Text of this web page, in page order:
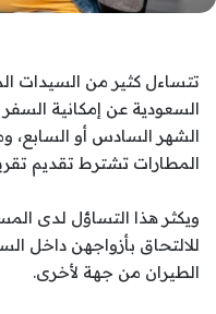
تتساءل كثير من السيدات
السعودية عن إمكانية
الشهر السادس أو السابع،
المطارات تشترط تقديم
ويكثر هذا التساؤل لدى
للالتحاق بأزواجهن داخل
الطيران من جهة لأخرى.